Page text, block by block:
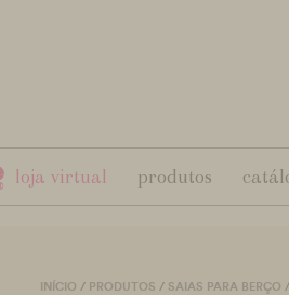
loja virtual produtos
INÍCIO / PRODUTOS / SAIAS PARA BERÇO /